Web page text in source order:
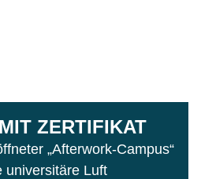
ZERTIFIKAT
„Afterwork-Campus“
universitäre Luft